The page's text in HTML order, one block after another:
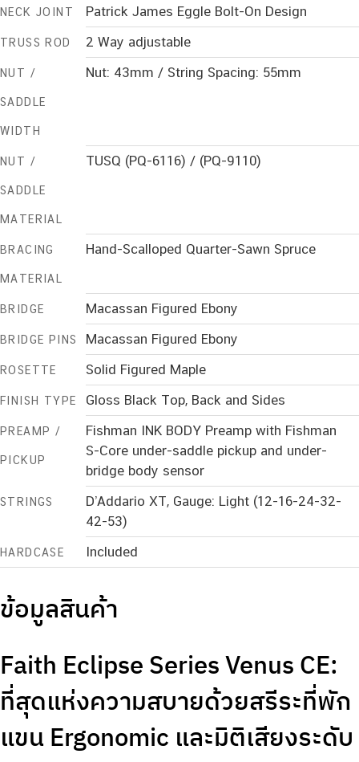
NECK JOINT Patrick James Eggle Bolt-On Design
TRUSS ROD 2 Way adjustable
NUT /
SADDLE
WIDTH
Nut: 43mm / String Spacing: 55mm
NUT /
SADDLE
MATERIAL
TUSQ (PQ-6116) / (PQ-9110)
BRACING
MATERIAL
Hand-Scalloped Quarter-Sawn Spruce
BRIDGE Macassan Figured Ebony
BRIDGE PINS Macassan Figured Ebony
ROSETTE Solid Figured Maple
FINISH TYPE Gloss Black Top, Back and Sides
PREAMP /
PICKUP
Fishman INK BODY Preamp with Fishman
S-Core under-saddle pickup and under-
bridge body sensor
STRINGS
D’Addario XT, Gauge: Light (12-16-24-32-
42-53)
HARDCASE Included
ข้อมูลสินค้า
Faith Eclipse Series Venus CE:
ที่สุดแห่งความสบายด้วยสรีระที่พัก
แขน Ergonomic และมิติเสียงระดับ